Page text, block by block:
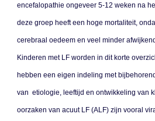
encefalopathie ongeveer 5-12 weken na
deze groep heeft een hoge mortaliteit,
cerebraal oedeem en veel minder
Kinderen met LF worden in dit korte
hebben een eigen indeling met
van etiologie, leeftijd en ontwikkeling van
oorzaken van acuut LF (ALF) zijn vooral